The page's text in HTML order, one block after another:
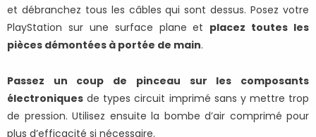
et débranchez tous les câbles qui sont dessus. Posez votre
PlayStation sur une surface plane et placez toutes les
pièces démontées à portée de main.
Passez un coup de pinceau sur les composants
électroniques de types circuit imprimé sans y mettre trop
de pression. Utilisez ensuite la bombe d’air comprimé pour
plus d’efficacité si nécessaire.